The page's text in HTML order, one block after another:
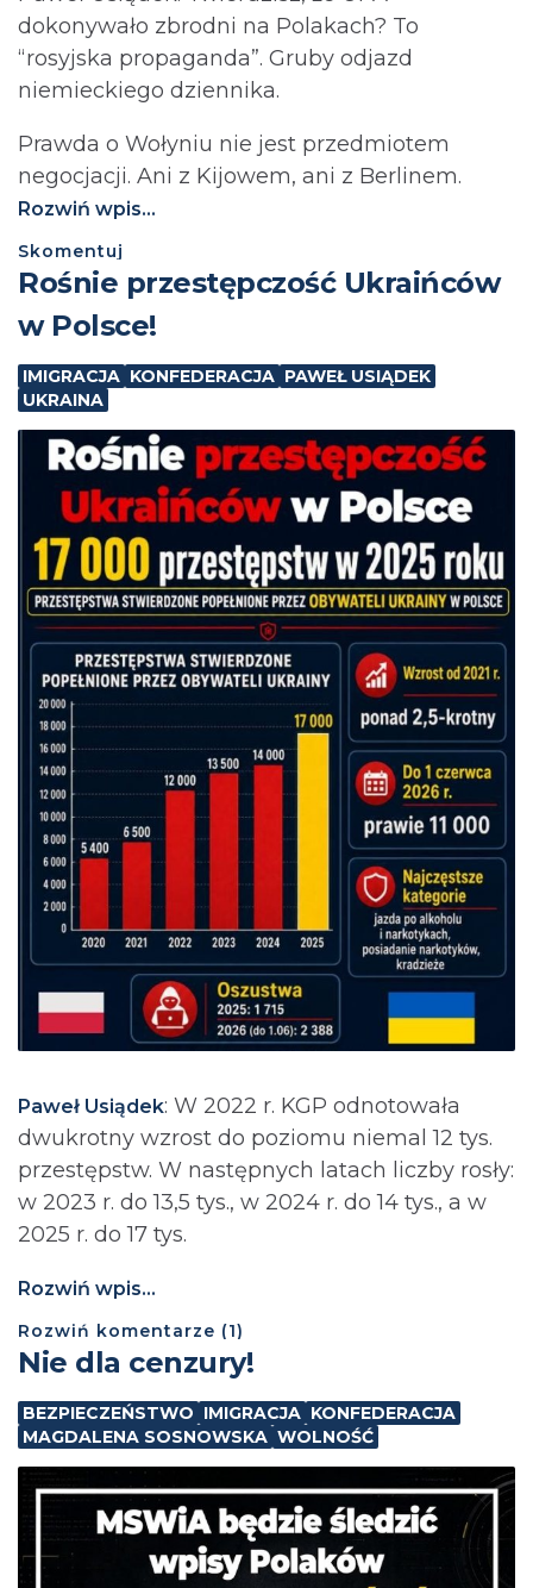
dokonywało zbrodni na Polakach? To
“rosyjska propaganda”. Gruby odjazd
niemieckiego dziennika.
Prawda o Wołyniu nie jest przedmiotem
negocjacji. Ani z Kijowem, ani z Berlinem.⁩
Rozwiń wpis...
Skomentuj
Rośnie przestępczość Ukraińców
w Polsce!
IMIGRACJA KONFEDERACJA PAWEŁ USIĄDEK
UKRAINA
Paweł Usiądek: ⁨W 2022 r. KGP odnotowała
dwukrotny wzrost do poziomu niemal 12 tys.
przestępstw. W następnych latach liczby rosły:
w 2023 r. do 13,5 tys., w 2024 r. do 14 tys., a w
2025 r. do 17 tys.
Rozwiń wpis...
Rozwiń komentarze (1)
Nie dla cenzury!
BEZPIECZEŃSTWO IMIGRACJA KONFEDERACJA
MAGDALENA SOSNOWSKA WOLNOŚĆ